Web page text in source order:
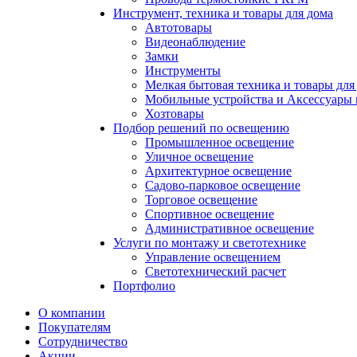
Инструмент, техника и товары для дома
Автотовары
Видеонаблюдение
Замки
Инструменты
Мелкая бытовая техника и товары для
Мобильные устройства и Аксессуары
Хозтовары
Подбор решений по освещению
Промышленное освещение
Уличное освещение
Архитектурное освещение
Садово-парковое освещение
Торговое освещение
Спортивное освещение
Административное освещение
Услуги по монтажу и светотехнике
Управление освещением
Светотехнический расчет
Портфолио
О компании
Покупателям
Сотрудничество